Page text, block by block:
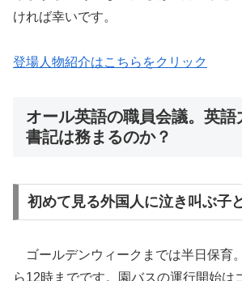
ければ幸いです。
登場人物紹介はこちらをクリック
オール英語の職員会議。英語
書記は務まるのか？
初めて見る外国人に泣き叫ぶ子
ゴールデンウィークまでは半日保育
ら12時までです。園バスの運行開始は